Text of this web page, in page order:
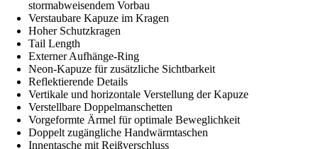
stormabweisendem Vorbau
Verstaubare Kapuze im Kragen
Hoher Schutzkragen
Tail Length
Externer Aufhänge-Ring
Neon-Kapuze für zusätzliche Sichtbarkeit
Reflektierende Details
Vertikale und horizontale Verstellung der Kapuze
Verstellbare Doppelmanschetten
Vorgeformte Ärmel für optimale Beweglichkeit
Doppelt zugängliche Handwärmtaschen
Innentasche mit Reißverschluss